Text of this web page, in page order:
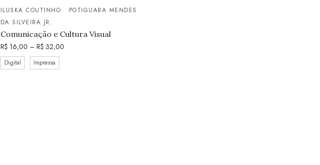
ILUSKA COUTINHO
POTIGUARA MENDES
DA SILVEIRA JR.
Comunicação e Cultura Visual
R$ 16,00 – R$ 32,00
Digital Impressa